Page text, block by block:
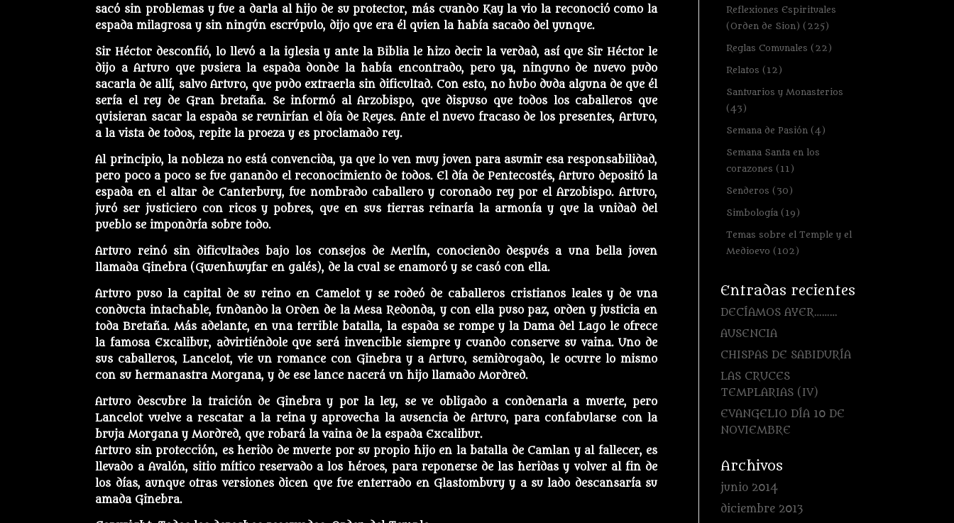
sacó sin problemas y fue a darla al hijo de su protector, más cuando Kay la vio la reconoció como la
espada milagrosa y sin ningún escrúpulo, dijo que era él quien la había sacado del yunque.
Sir Héctor desconfió, lo llevó a la iglesia y ante la Biblia le hizo decir la verdad, así que Sir Héctor le
dijo a Arturo que pusiera la espada donde la había encontrado, pero ya, ninguno de nuevo pudo
sacarla de allí, salvo Arturo, que pudo extraerla sin dificultad. Con esto, no hubo duda alguna de que él
sería el rey de Gran bretaña. Se informó al Arzobispo, que dispuso que todos los caballeros que
quisieran sacar la espada se reunirían el día de Reyes. Ante el nuevo fracaso de los presentes, Arturo,
a la vista de todos, repite la proeza y es proclamado rey.
Al principio, la nobleza no está convencida, ya que lo ven muy joven para asumir esa responsabilidad,
pero poco a poco se fue ganando el reconocimiento de todos. El día de Pentecostés, Arturo depositó la
espada en el altar de Canterbury, fue nombrado caballero y coronado rey por el Arzobispo. Arturo,
juró ser justiciero con ricos y pobres, que en sus tierras reinaría la armonía y que la unidad del
pueblo se impondría sobre todo.
Arturo reinó sin dificultades bajo los consejos de Merlín, conociendo después a una bella joven
llamada Ginebra (Gwenhwyfar en galés), de la cual se enamoró y se casó con ella.
Arturo puso la capital de su reino en Camelot y se rodeó de caballeros cristianos leales y de una
conducta intachable, fundando la Orden de la Mesa Redonda, y con ella puso paz, orden y justicia en
toda Bretaña. Más adelante, en una terrible batalla, la espada se rompe y la Dama del Lago le ofrece
la famosa Excalibur, advirtiéndole que será invencible siempre y cuando conserve su vaina. Uno de
sus caballeros, Lancelot, vie un romance con Ginebra y a Arturo, semidrogado, le ocurre lo mismo
con su hermanastra Morgana, y de ese lance nacerá un hijo llamado Mordred.
Arturo descubre la traición de Ginebra y por la ley, se ve obligado a condenarla a muerte, pero
Lancelot vuelve a rescatar a la reina y aprovecha la ausencia de Arturo, para confabularse con la
bruja Morgana y Mordred, que robará la vaina de la espada Excalibur.
Arturo sin protección, es herido de muerte por su propio hijo en la batalla de Camlan y al fallecer, es
llevado a Avalón, sitio mítico reservado a los héroes, para reponerse de las heridas y volver al fin de
los días, aunque otras versiones dicen que fue enterrado en Glastombury y a su lado descansaría su
amada Ginebra.
Reflexiones Espirituales
(Orden de Sion) (225)
Reglas Comunales (22)
Relatos (12)
Santuarios y Monasterios
(43)
Semana de Pasión (4)
Semana Santa en los
corazones (11)
Senderos (30)
Simbología (19)
Temas sobre el Temple y el
Medioevo (102)
Entradas recientes
DECÍAMOS AYER………
AUSENCIA
CHISPAS DE SABIDURÍA
LAS CRUCES
TEMPLARIAS (IV)
EVANGELIO DÍA 10 DE
NOVIEMBRE
Archivos
junio 2014
diciembre 2013